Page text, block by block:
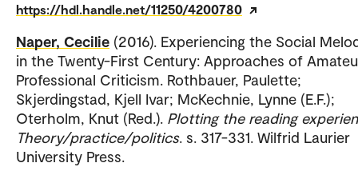
https://hdl.handle.net/11250/4200780
Naper, Cecilie (2016). Experiencing the Social
in the Twenty-First Century: Approaches of
Professional Criticism. Rothbauer, Paulette;
Skjerdingstad, Kjell Ivar; McKechnie, Lynne (E.F.);
Oterholm, Knut (Red.). Plotting the reading
Theory/practice/politics. s. 317-331. Wilfrid Laurier
University Press.